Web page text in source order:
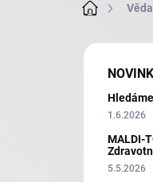
Domů
P
1.6.2026
MALDI-
5.5.2026